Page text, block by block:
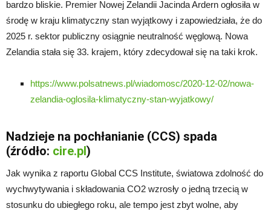
bardzo bliskie. Premier Nowej Zelandii Jacinda Ardern ogłosiła w
środę w kraju klimatyczny stan wyjątkowy i zapowiedziała, że do
2025 r. sektor publiczny osiągnie neutralność węglową. Nowa
Zelandia stała się 33. krajem, który zdecydował się na taki krok.
https://www.polsatnews.pl/wiadomosc/2020-12-02/nowa-
zelandia-oglosila-klimatyczny-stan-wyjatkowy/
Nadzieje na pochłanianie (CCS) spada
(źródło: cire.pl)
Jak wynika z raportu Global CCS Institute, światowa zdolność do
wychwytywania i składowania CO2 wzrosły o jedną trzecią w
stosunku do ubiegłego roku, ale tempo jest zbyt wolne, aby